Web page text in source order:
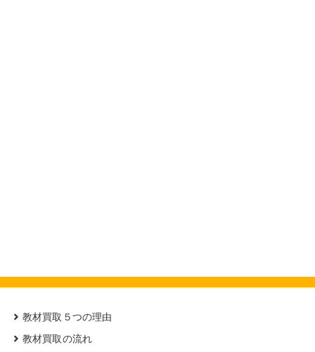
教材買取５つの理由
教材買取の流れ